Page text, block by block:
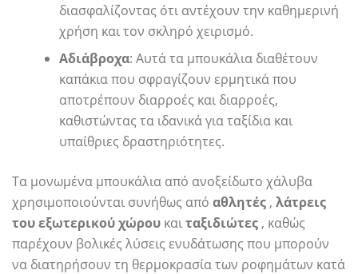
διασφαλίζοντας ότι αντέχουν την καθημερινή
χρήση και τον σκληρό χειρισμό.
Αδιάβροχα: Αυτά τα μπουκάλια διαθέτουν
καπάκια που σφραγίζουν ερμητικά που
αποτρέπουν διαρροές και διαρροές,
καθιστώντας τα ιδανικά για ταξίδια και
υπαίθριες δραστηριότητες.
Τα μονωμένα μπουκάλια από ανοξείδωτο χάλυβα
χρησιμοποιούνται συνήθως από αθλητές , λάτρεις
του εξωτερικού χώρου καιταξιδιώτες , καθώς
παρέχουν βολικές λύσεις ενυδάτωσης που μπορούν
να διατηρήσουν τη θερμοκρασία των ροφημάτων κατά